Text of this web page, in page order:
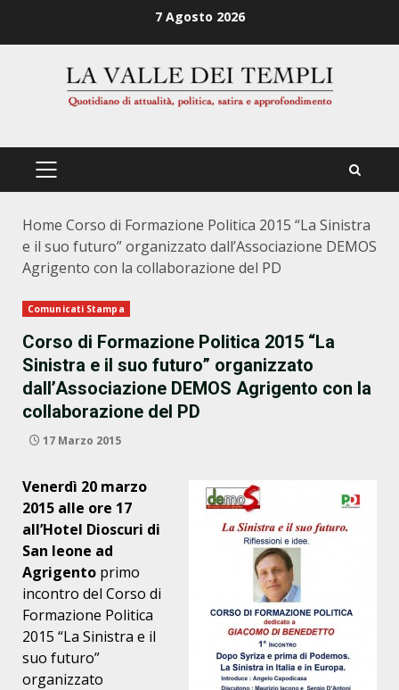
7 Agosto 2026
PRIMÄRES
Home Corso di Formazione Politica 2015 “La Sinistra
e il suo futuro” organizzato dall’Associazione DEMOS
Agrigento con la collaborazione del PD
Comunicati Stampa
Corso di Formazione Politica 2015 “La
Sinistra e il suo futuro” organizzato
dall’Associazione DEMOS Agrigento con la
collaborazione del PD
17 Marzo 2015
Venerdì 20 marzo
2015 alle ore 17
all’Hotel Dioscuri di
San leone ad
Agrigento primo
incontro del Corso di
Formazione Politica
2015 “La Sinistra e il
suo futuro”
organizzato